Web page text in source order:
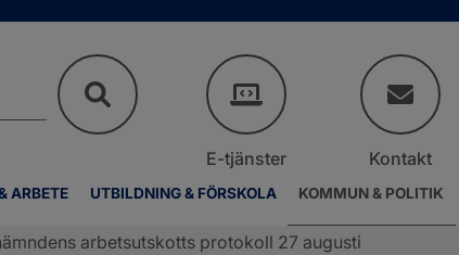
ARBETE UTBILDNING & FÖRSKOLA KOMMUN & POLITIK
E-tjänster Kontakt
arbetsutskotts protokoll 27 augusti